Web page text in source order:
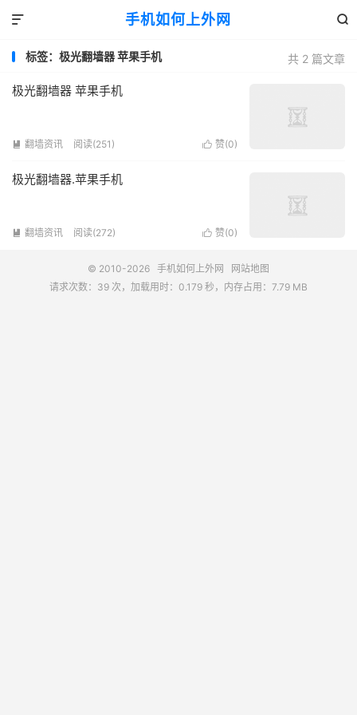
手机如何上外网 

共 2 篇文章
标签：极光翻墙器 苹果手机
极光翻墙器 苹果手机
 赞(0)
 翻墙资讯 阅读(251)
极光翻墙器.苹果手机
 赞(0)
 翻墙资讯 阅读(272)
© 2010-2026 手机如何上外网
网站地图
请求次数：39 次，加载用时：0.179 秒，内存占用：7.79 MB